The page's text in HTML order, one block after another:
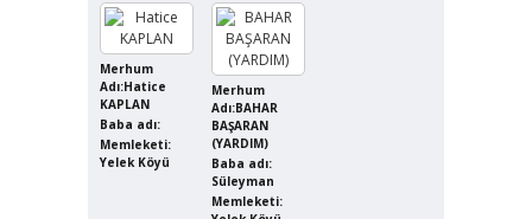
Merhum
Adı:Hatice
KAPLAN
Baba adı:
Memleketi:
Yelek Köyü
Merhum
Adı:BAHAR
BAŞARAN
(YARDIM)
Baba adı:
Süleyman
Memleketi: